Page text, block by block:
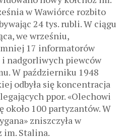
w Wawiórce rozbito
24 tys. rubli. W ciągu
we wrześniu,
17 informatorów
nadgorliwych piewców
W październiku 1948
odbyła się koncentracja
ppor. «Olechowi
około 100 partyzantów. W
zniszczyła w
im. Stalina.